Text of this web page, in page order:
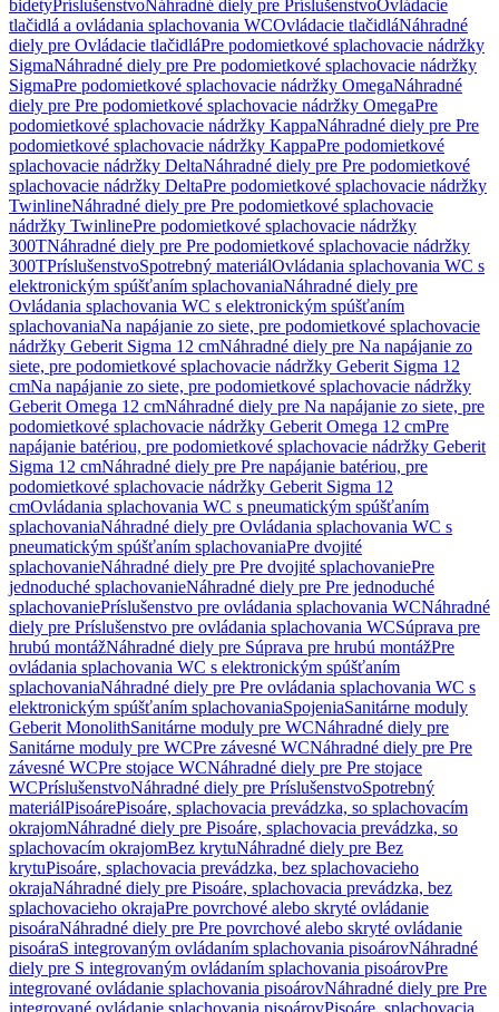
bidetyPríslušenstvoNáhradné diely pre PríslušenstvoOvládacie
tlačidlá a ovládania splachovania WCOvládacie tlačidláNáhradné
diely pre Ovládacie tlačidláPre podomietkové splachovacie nádržky
SigmaNáhradné diely pre Pre podomietkové splachovacie nádržky
SigmaPre podomietkové splachovacie nádržky OmegaNáhradné
diely pre Pre podomietkové splachovacie nádržky OmegaPre
podomietkové splachovacie nádržky KappaNáhradné diely pre Pre
podomietkové splachovacie nádržky KappaPre podomietkové
splachovacie nádržky DeltaNáhradné diely pre Pre podomietkové
splachovacie nádržky DeltaPre podomietkové splachovacie nádržky
TwinlineNáhradné diely pre Pre podomietkové splachovacie
nádržky TwinlinePre podomietkové splachovacie nádržky
300TNáhradné diely pre Pre podomietkové splachovacie nádržky
300TPríslušenstvoSpotrebný materiálOvládania splachovania WC s
elektronickým spúšťaním splachovaniaNáhradné diely pre
Ovládania splachovania WC s elektronickým spúšťaním
splachovaniaNa napájanie zo siete, pre podomietkové splachovacie
nádržky Geberit Sigma 12 cmNáhradné diely pre Na napájanie zo
siete, pre podomietkové splachovacie nádržky Geberit Sigma 12
cmNa napájanie zo siete, pre podomietkové splachovacie nádržky
Geberit Omega 12 cmNáhradné diely pre Na napájanie zo siete, pre
podomietkové splachovacie nádržky Geberit Omega 12 cmPre
napájanie batériou, pre podomietkové splachovacie nádržky Geberit
Sigma 12 cmNáhradné diely pre Pre napájanie batériou, pre
podomietkové splachovacie nádržky Geberit Sigma 12
cmOvládania splachovania WC s pneumatickým spúšťaním
splachovaniaNáhradné diely pre Ovládania splachovania WC s
pneumatickým spúšťaním splachovaniaPre dvojité
splachovanieNáhradné diely pre Pre dvojité splachovaniePre
jednoduché splachovanieNáhradné diely pre Pre jednoduché
splachovaniePríslušenstvo pre ovládania splachovania WCNáhradné
diely pre Príslušenstvo pre ovládania splachovania WCSúprava pre
hrubú montážNáhradné diely pre Súprava pre hrubú montážPre
ovládania splachovania WC s elektronickým spúšťaním
splachovaniaNáhradné diely pre Pre ovládania splachovania WC s
elektronickým spúšťaním splachovaniaSpojeniaSanitárne moduly
Geberit MonolithSanitárne moduly pre WCNáhradné diely pre
Sanitárne moduly pre WCPre závesné WCNáhradné diely pre Pre
závesné WCPre stojace WCNáhradné diely pre Pre stojace
WCPríslušenstvoNáhradné diely pre PríslušenstvoSpotrebný
materiálPisoárePisoáre, splachovacia prevádzka, so splachovacím
okrajomNáhradné diely pre Pisoáre, splachovacia prevádzka, so
splachovacím okrajomBez krytuNáhradné diely pre Bez
krytuPisoáre, splachovacia prevádzka, bez splachovacieho
okrajaNáhradné diely pre Pisoáre, splachovacia prevádzka, bez
splachovacieho okrajaPre povrchové alebo skryté ovládanie
pisoáraNáhradné diely pre Pre povrchové alebo skryté ovládanie
pisoáraS integrovaným ovládaním splachovania pisoárovNáhradné
diely pre S integrovaným ovládaním splachovania pisoárovPre
integrované ovládanie splachovania pisoárovNáhradné diely pre Pre
integrované ovládanie splachovania pisoárovPisoáre, splachovacia